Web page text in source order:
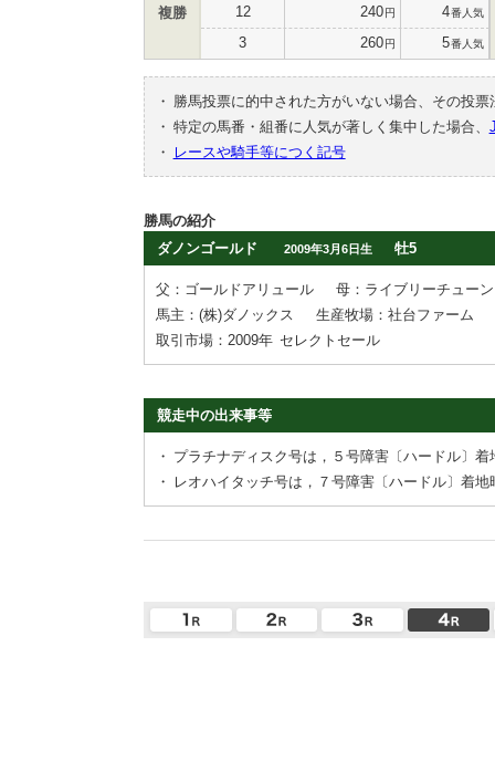
複勝 12 240円 4番人気
3 260円 5番人気
・
勝馬投票に的中された方がいない場合、その投
・ 特定の馬番・組番に人気が著しく集中した場合、
・
レースや騎手等につく記号
勝馬の紹介
ダノンゴールド
2009年3月6日生 牡5
父：ゴールドアリュール
母：ライブリーチューン
馬主：(株)ダノックス
生産牧場：社台ファーム
取引市場：2009年 セレクトセール
競走中の出来事等
・ プラチナディスク号は，５号障害〔ハードル〕
・
レオハイタッチ号は，７号障害〔ハードル〕着